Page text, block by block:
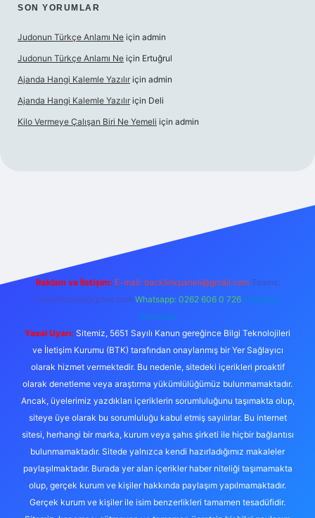
SON YORUMLAR
Judonun Türkçe Anlamı Ne için admin
Judonun Türkçe Anlamı Ne için Ertuğrul
Ajanda Hangi Kalemle Yazılır için admin
Ajanda Hangi Kalemle Yazılır için Deli
Kilo Vermeye Çalışan Biri Ne Yemeli için admin
Reklam ve İletişim: E-mail: backlinkpaneli@gmail.com Teams:
forumhizmeti@gmail.com Whatsapp: 0262 606 0 726 Telegram:
@karabul
Yasal Uyarı: Sitemiz, 5651 Sayılı Kanun gereğince Bilgi Teknolojileri
ve İletişim Kurumu (BTK) tarafından onaylanmış bir Yer Sağlayıcı
olarak hizmet vermektedir. Bu nedenle, sitedeki içerikleri proaktif
olarak denetleme veya araştırma yükümlülüğümüz bulunmamaktadır.
Ancak, üyelerimiz yazdıkları içeriklerin sorumluluğunu taşımakta olup,
siteye üye olarak bu sorumluluğu kabul etmiş sayılırlar. Bu internet
sitesi, herhangi bir marka, kurum veya şahıs şirketi ile hiçbir bağlantısı
bulunmamaktadır. Sitede yalnızca kendi hazırladığımız makaleler
paylaşılmaktadır. Burada yer alan içerikler haber niteliği taşımamakta
olup, gerçek kurum ve kişiler hakkında paylaşım yapılmamaktadır.
Gerçek kurum ve kişiler ile isim benzerlikleri tamamen tesadüfidir.